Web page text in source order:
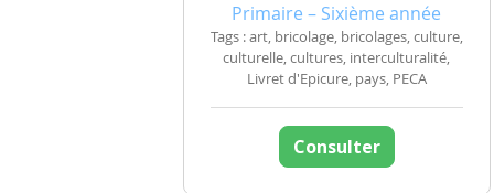
Primaire – Sixième année
Tags : art, bricolage, bricolages, culture,
culturelle, cultures, interculturalité,
Livret d'Epicure, pays, PECA
Consulter